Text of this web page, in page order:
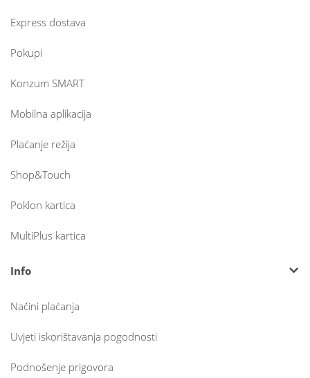
Express dostava
Pokupi
Konzum SMART
Mobilna aplikacija
Plaćanje režija
Shop&Touch
Poklon kartica
MultiPlus kartica
Info
Načini plaćanja
Uvjeti iskorištavanja pogodnosti
Podnošenje prigovora